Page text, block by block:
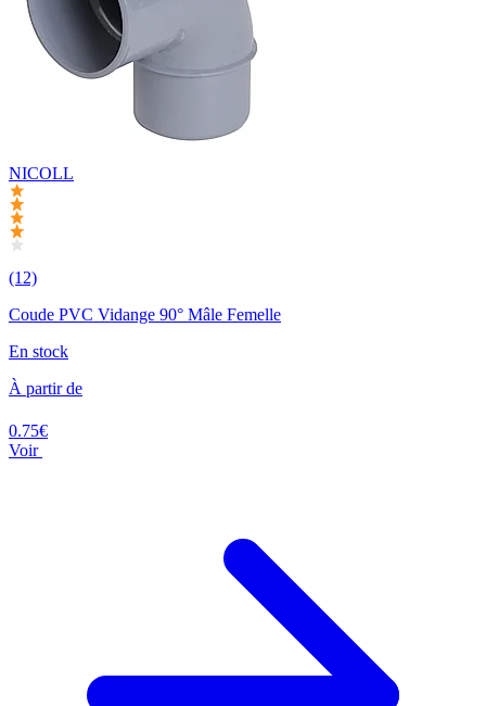
NICOLL
(12)
Coude PVC Vidange 90° Mâle Femelle
En stock
À partir de
0.75€
Voir